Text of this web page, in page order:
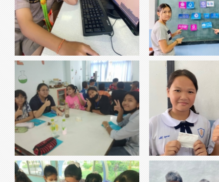
สื่อสารผ่านอินเทอร์เน็ต
การเ
thumbnail-999505.jpg
วิชาวิทยาศาสตร์ เรื่องการแยกสาร thumbnail-076772.jpg
วิชาการงานอาชีพ